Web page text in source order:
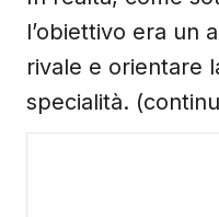
l’obiettivo era un
rivale e orientare
specialità.